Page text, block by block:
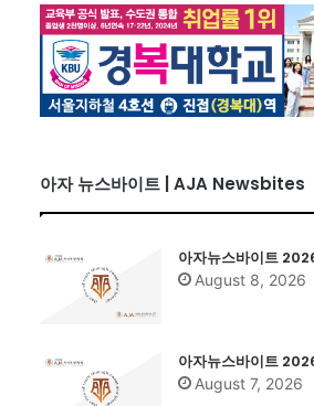
아자 뉴스바이트 | AJA Newsbites
아자뉴스바이트
August 8, 2026
아자뉴스바이트
August 7, 2026